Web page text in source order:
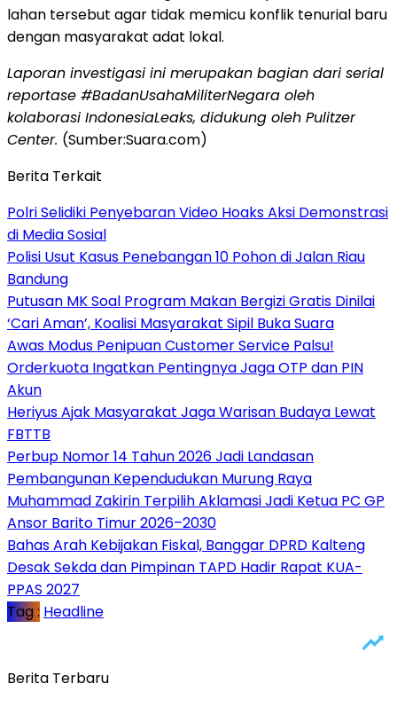
lahan tersebut agar tidak memicu konflik tenurial baru
dengan masyarakat adat lokal.
Laporan investigasi ini merupakan bagian dari serial
reportase #BadanUsahaMiliterNegara oleh
kolaborasi IndonesiaLeaks, didukung oleh Pulitzer
Center. (Sumber:Suara.com)
Berita Terkait
Polri Selidiki Penyebaran Video Hoaks Aksi Demonstrasi
di Media Sosial
Polisi Usut Kasus Penebangan 10 Pohon di Jalan Riau
Bandung
Putusan MK Soal Program Makan Bergizi Gratis Dinilai
‘Cari Aman’, Koalisi Masyarakat Sipil Buka Suara
Awas Modus Penipuan Customer Service Palsu!
Orderkuota Ingatkan Pentingnya Jaga OTP dan PIN
Akun
Heriyus Ajak Masyarakat Jaga Warisan Budaya Lewat
FBTTB
Perbup Nomor 14 Tahun 2026 Jadi Landasan
Pembangunan Kependudukan Murung Raya
Muhammad Zakirin Terpilih Aklamasi Jadi Ketua PC GP
Ansor Barito Timur 2026–2030
Bahas Arah Kebijakan Fiskal, Banggar DPRD Kalteng
Desak Sekda dan Pimpinan TAPD Hadir Rapat KUA-
PPAS 2027
Tag : Headline
Berita Terbaru